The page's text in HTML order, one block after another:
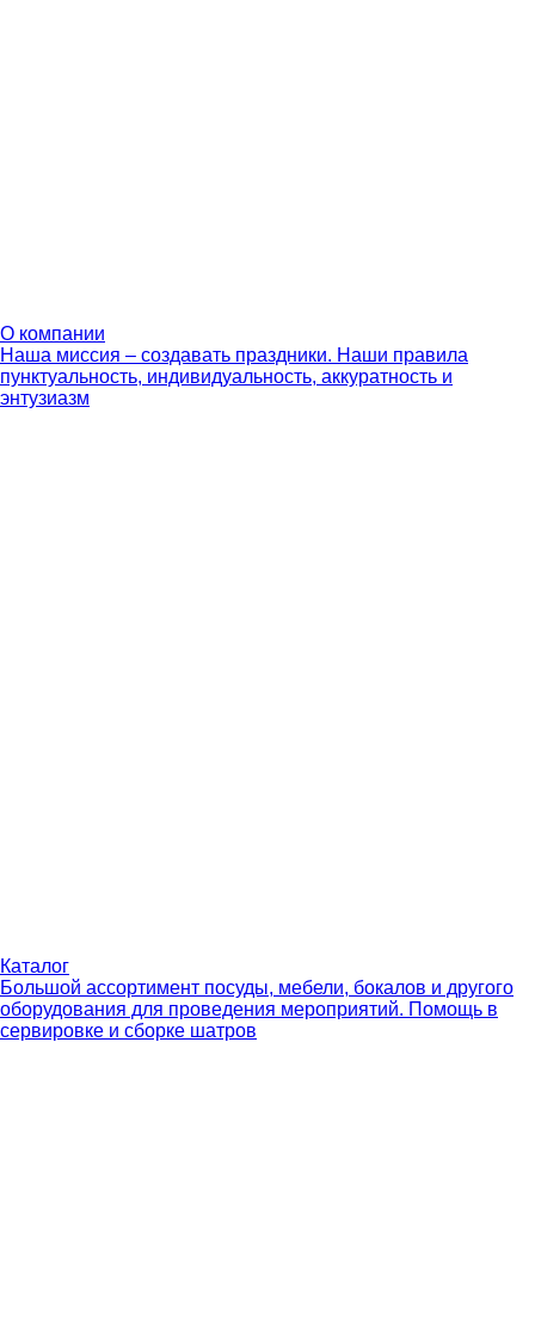
О компании
Наша миссия – создавать праздники. Наши правила
пунктуальность, индивидуальность, аккуратность и
энтузиазм
Каталог
Большой ассортимент посуды, мебели, бокалов и другого
оборудования для проведения мероприятий. Помощь в
сервировке и сборке шатров